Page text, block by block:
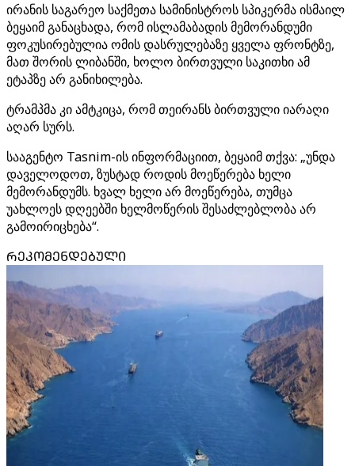
ირანის საგარეო საქმეთა სამინისტროს სპიკერმა ისმაილ
ბეყაიმ განაცხადა, რომ ისლამაბადის მემორანდუმი
ფოკუსირებულია ომის დასრულებაზე ყველა ფრონტზე,
მათ შორის ლიბანში, ხოლო ბირთვული საკითხი ამ
ეტაპზე არ განიხილება.
ტრამპმა კი ამტკიცა, რომ თეირანს ბირთვული იარაღი
აღარ სურს.
სააგენტო Tasnim-ის ინფორმაციით, ბეყაიმ თქვა: „უნდა
დაველოდოთ, ზუსტად როდის მოეწერება ხელი
მემორანდუმს. ხვალ ხელი არ მოეწერება, თუმცა
უახლოეს დღეებში ხელმოწერის შესაძლებლობა არ
გამოირიცხება“.
ᲠᲔᲙᲝᲛᲔᲜᲓᲔᲑᲣᲚᲘ